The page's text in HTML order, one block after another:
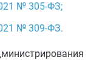
№ 305-ФЗ;
№ 309-ФЗ.